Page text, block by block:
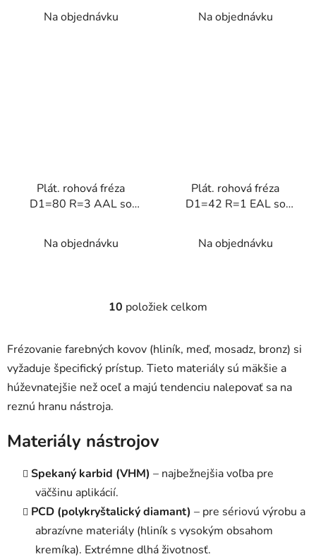
Na objednávku
Na objednávku
Plát. rohová fréza
D1=80 R=3 AAL so
Na objednávku
Plát. rohová fréza
D1=42 R=1 EAL so
Na objednávku
O
l
á
d
a
e
r
y
v
ý
10 položiek celkom
Frézovanie farebných kovov (hliník, meď, mosadz, bronz) si
vyžaduje špecifický prístup. Tieto materiály sú mäkšie a
húževnatejšie než oceľ a majú tendenciu nalepovať sa na
reznú hranu nástroja.
Materiály nástrojov
Spekaný karbid (VHM) – najbežnejšia voľba pre
väčšinu aplikácií.
PCD (polykryštalický diamant) – pre sériovú výrobu a
abrazívne materiály (hliník s vysokým obsahom
kremíka). Extrémne dlhá životnosť.